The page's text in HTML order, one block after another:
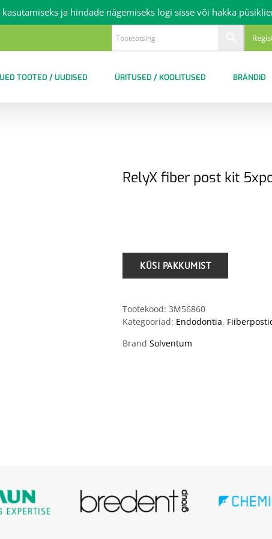
TOOTED / UUDISED ÜRITUSED / KOOLITUSED BRÄNDID
RelyX fiber post kit
Tootekood: 3M56860
Kategooriad: Endodontia,
Brand Solventum
kasutamiseks ja hindade nägemiseks logi sisse või hakka